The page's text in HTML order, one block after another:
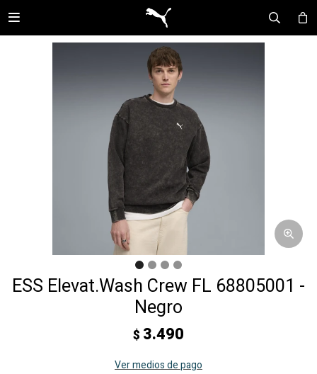

ESS Elevat.Wash Crew FL 68805001 -
Negro
$ 3.490
Ver medios de pago